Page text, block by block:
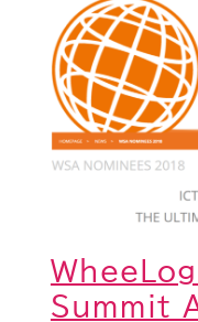
Summit
WSA(World
Summit
Awards)
に
ネ
ー